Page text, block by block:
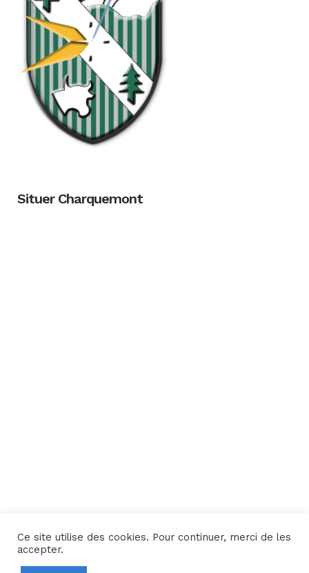
Situer Charquemont
Une réalisation Yata!
Ce site utilise des cookies. Pour continuer, merci de les
accepter.